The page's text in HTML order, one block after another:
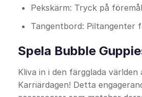
Pekskärm: Tryck på
Tangentbord: Piltangenter
Spela Bubble
Kliva in i den färgglada
Karriärdagen! Detta